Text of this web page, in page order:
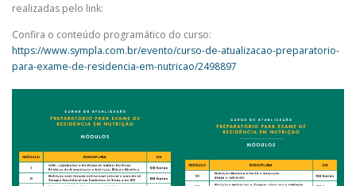
realizadas pelo link:
Confira o conteúdo programático do curso:
https://www.sympla.com.br/evento/curso-de-atualizacao-preparatorio-
para-exame-de-residencia-em-nutricao/2498897